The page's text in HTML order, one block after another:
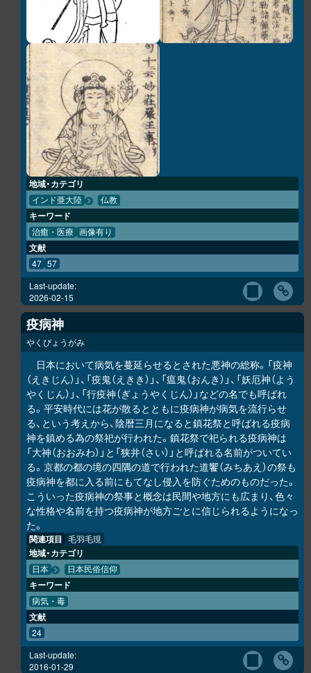
地域・カテゴリ
インド亜大陸 仏教
キーワード
治癒・医療 画像有り
文献
47 57
Last-update:
2026-02-15
疫病神
やくびょうがみ
日本において病気を蔓延らせるとされた悪神の総称。「疫神
（えきじん）」、「疫鬼（えきき）」、「瘟鬼（おんき）」、「妖厄神（よう
やくじん）」、「行疫神（ぎょうやくじん）」などの名でも呼ばれ
る。平安時代には花が散るとともに疫病神が病気を流行らせ
る、という考えから、陰暦三月になると鎮花祭と呼ばれる疫病
神を鎮める為の祭祀が行われた。鎮花祭で祀られる疫病神は
「大神（おおみわ）」と「狭井（さい）」と呼ばれる名前がついてい
る。京都の都の境の四隅の道で行われた道饗（みちあえ）の祭も
疫病神を都に入る前にもてなし侵入を防ぐためのものだった。
こういった疫病神の祭事と概念は民間や地方にも広まり、色々
な性格や名前を持つ疫病神が地方ごとに信じられるようになっ
た。
関連項目 毛羽毛現
地域・カテゴリ
日本 日本民俗信仰
キーワード
病気・毒
文献
24
Last-update:
2016-01-29